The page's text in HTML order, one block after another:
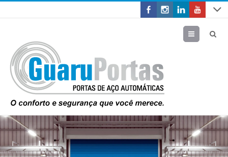
Menu